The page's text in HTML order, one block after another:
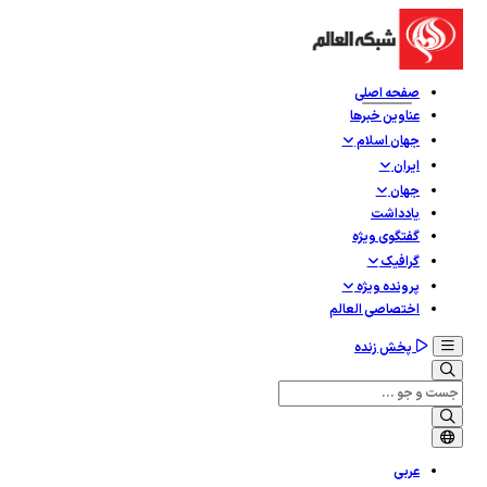
صفحه اصلی
عناوین خبرها
جهان اسلام
ایران
جهان
یادداشت
گفتگوی ویژه
گرافيک
پرونده ویژه
اختصاصی العالم
پخش زنده
عربی